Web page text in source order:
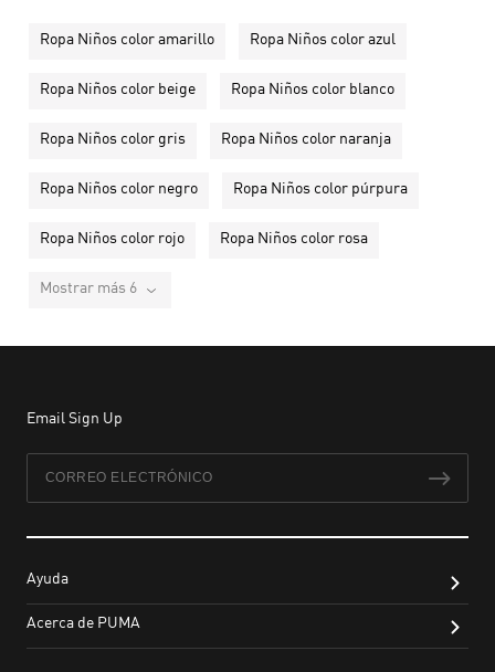
Ropa Niños color amarillo Ropa Niños color azul
Ropa Niños color beige Ropa Niños color blanco
Ropa Niños color gris Ropa Niños color naranja
Ropa Niños color negro Ropa Niños color púrpura
Ropa Niños color rojo Ropa Niños color rosa
Mostrar más 6